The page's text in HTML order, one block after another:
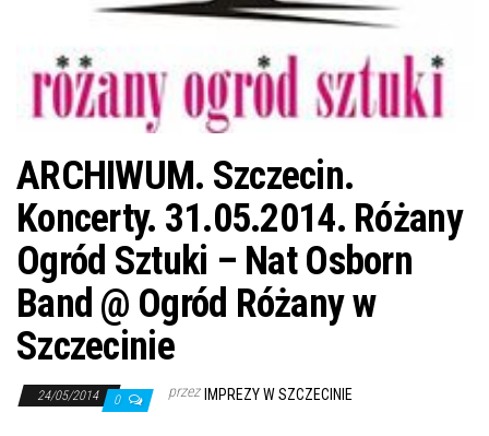
ARCHIWUM. Szczecin.
Koncerty. 31.05.2014. Różany
Ogród Sztuki – Nat Osborn
Band @ Ogród Różany w
Szczecinie
24/05/2014 0 przez IMPREZY W SZCZECINIE